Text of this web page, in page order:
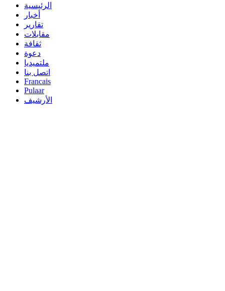
الرئيسية
أخبار
تقارير
مقابلات
ثقافة
دعوة
ملتميديا
اتصل بنا
Francais
Pulaar
الأرشيف